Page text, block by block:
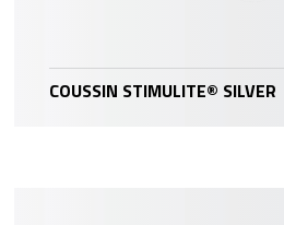
COUSSIN STIMULITE® SILVER